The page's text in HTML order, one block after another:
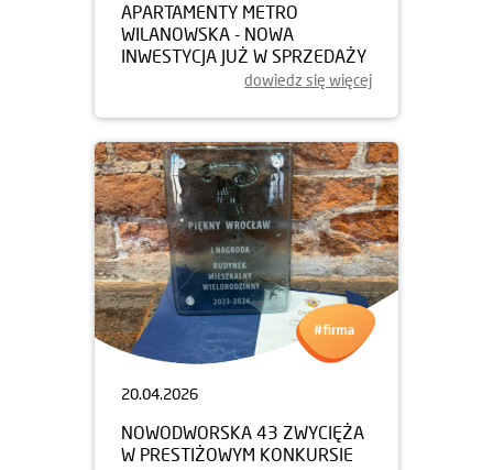
APARTAMENTY METRO
WILANOWSKA - NOWA
INWESTYCJA JUŻ W SPRZEDAŻY
dowiedz się więcej
20.04.2026
NOWODWORSKA 43 ZWYCIĘŻA
W PRESTIŻOWYM KONKURSIE